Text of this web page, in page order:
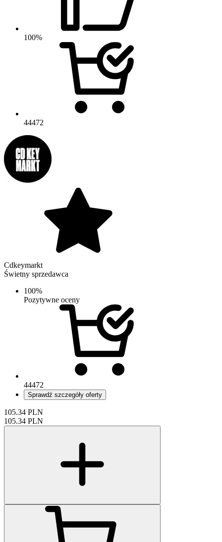
100%
44472
Cdkeymarkt
Świetny sprzedawca
100%
Pozytywne oceny
44472
Sprawdź szczegóły oferty
105.34 PLN
105.34 PLN